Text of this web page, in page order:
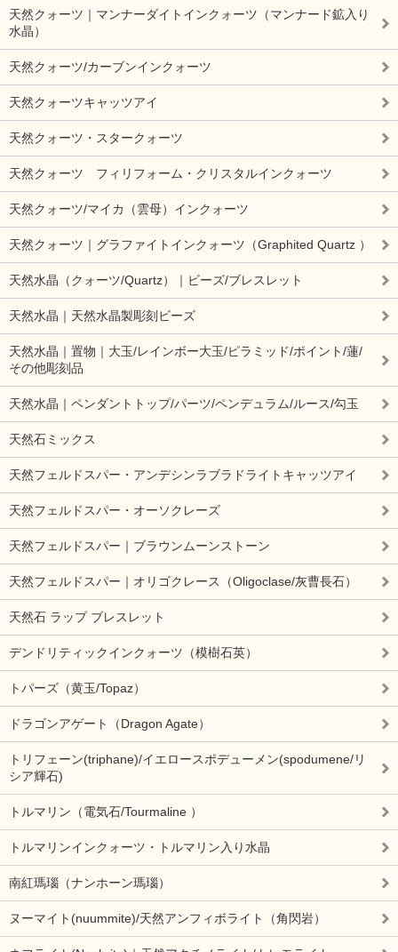
天然クォーツ｜マンナーダイトインクォーツ（マンナード鉱入り
水晶）
天然クォーツ/カーブンインクォーツ
天然クォーツキャッツアイ
天然クォーツ・スタークォーツ
天然クォーツ フィリフォーム・クリスタルインクォーツ
天然クォーツ/マイカ（雲母）インクォーツ
天然クォーツ｜グラファイトインクォーツ（Graphited Quartz ）
天然水晶（クォーツ/Quartz）｜ビーズ/ブレスレット
天然水晶｜天然水晶製彫刻ビーズ
天然水晶｜置物｜大玉/レインボー大玉/ピラミッド/ポイント/蓮/
その他彫刻品
天然水晶｜ペンダントトップ/パーツ/ペンデュラム/ルース/勾玉
天然石ミックス
天然フェルドスパー・アンデシンラブラドライトキャッツアイ
天然フェルドスパー・オーソクレーズ
天然フェルドスパー｜ブラウンムーンストーン
天然フェルドスパー｜オリゴクレース（Oligoclase/灰曹長石）
天然石 ラップ ブレスレット
デンドリティックインクォーツ（模樹石英）
トパーズ（黄玉/Topaz）
ドラゴンアゲート（Dragon Agate）
トリフェーン(triphane)/イエロースポデューメン(spodumene/リ
シア輝石)
トルマリン（電気石/Tourmaline ）
トルマリンインクォーツ・トルマリン入り水晶
南紅瑪瑙（ナンホーン瑪瑙）
ヌーマイト(nuummite)/天然アンフィボライト（角閃岩）